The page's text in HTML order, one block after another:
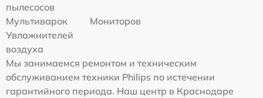
пылесосов
Мультиварок
Мониторов
Увлажнителей
воздуха
Мы занимаемся ремонтом и техническим
обслуживанием техники Philips по истечении
гарантийного периода. Наш центр в Краснодаре